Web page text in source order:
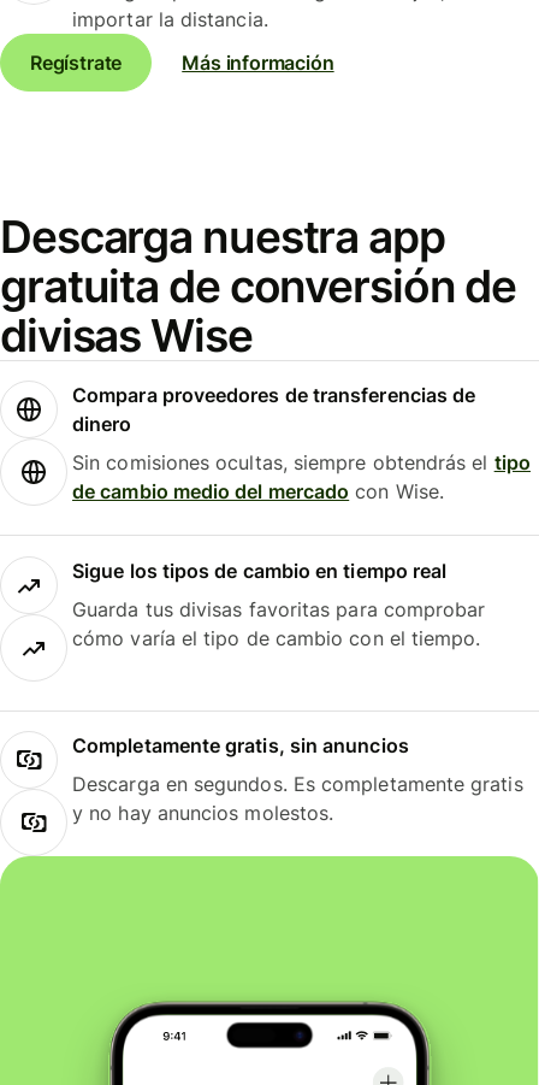
importar la distancia.
Regístrate
Más información
Descarga nuestra app
gratuita de conversión de
divisas Wise
Compara proveedores de transferencias de
dinero
Sin comisiones ocultas, siempre obtendrás el tipo
de cambio medio del mercado con Wise.
Sigue los tipos de cambio en tiempo real
Guarda tus divisas favoritas para comprobar
cómo varía el tipo de cambio con el tiempo.
Completamente gratis, sin anuncios
Descarga en segundos. Es completamente gratis
y no hay anuncios molestos.